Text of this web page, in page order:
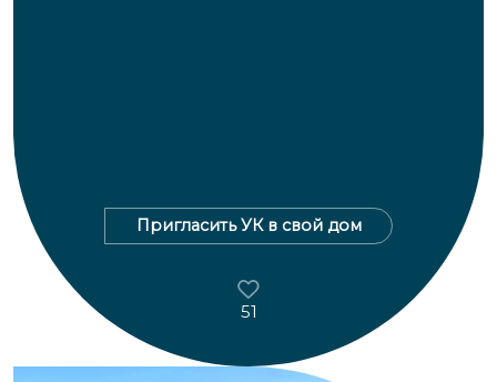
Пригласить УК в свой дом
51